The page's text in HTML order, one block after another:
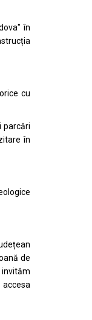
în
cu
parcări
în
de
invităm